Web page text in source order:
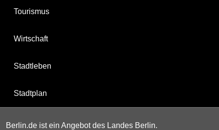
Tourismus
Wirtschaft
Stadtleben
Stadtplan
Berlin.de ist ein Angebot des Landes Berlin.